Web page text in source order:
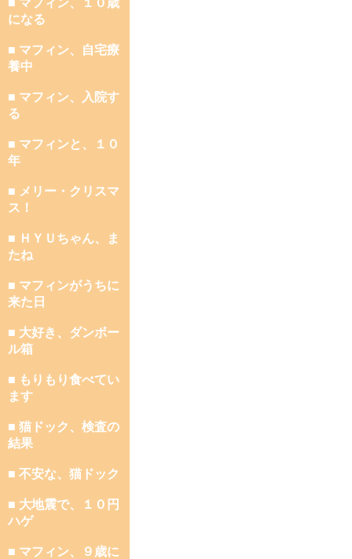
■ マフィン、１０歳
になる
■ マフィン、自宅療
養中
■ マフィン、入院す
る
■ マフィンと、１０
年
■ メリー・クリスマ
ス！
■ ＨＹＵちゃん、ま
たね
■ マフィンがうちに
来た日
■ 大好き、ダンボー
ル箱
■ もりもり食べてい
ます
■ 猫ドック、検査の
結果
■ 不安な、猫ドック
■ 大地震で、１０円
ハゲ
■ マフィン、９歳に